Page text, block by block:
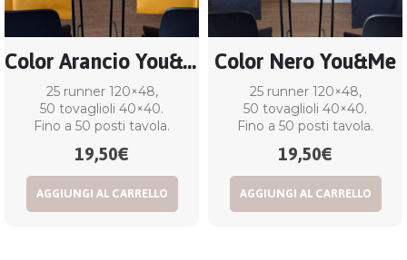
Color Arancio You&Me
25 runner 120×48,
50 tovaglioli 40×40.
Fino a 50 posti tavola.
19,50€
AGGIUNGI AL CARRELLO
Color Nero You&Me
25 runner 120×48,
50 tovaglioli 40×40.
Fino a 50 posti tavola.
19,50€
AGGIUNGI AL CARRELLO